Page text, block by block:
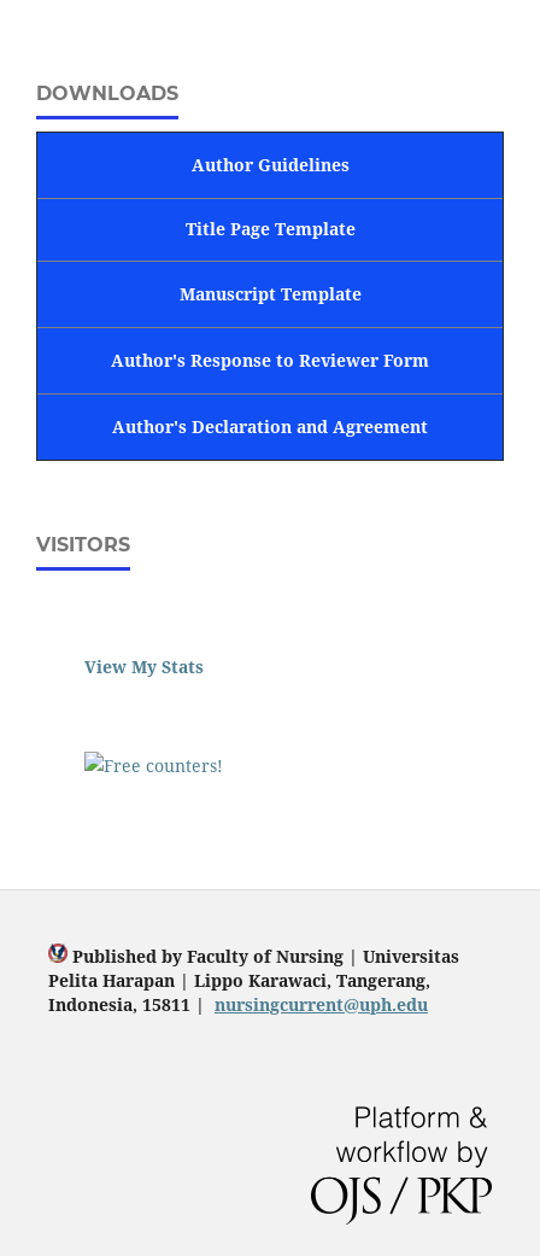
DOWNLOADS
Author Guidelines
Title Page Template
Manuscript Template
Author's Response to Reviewer Form
Author's Declaration and Agreement
VISITORS
View My Stats
Published by Faculty of Nursing | Universitas
Pelita Harapan | Lippo Karawaci, Tangerang,
Indonesia, 15811 | nursingcurrent@uph.edu